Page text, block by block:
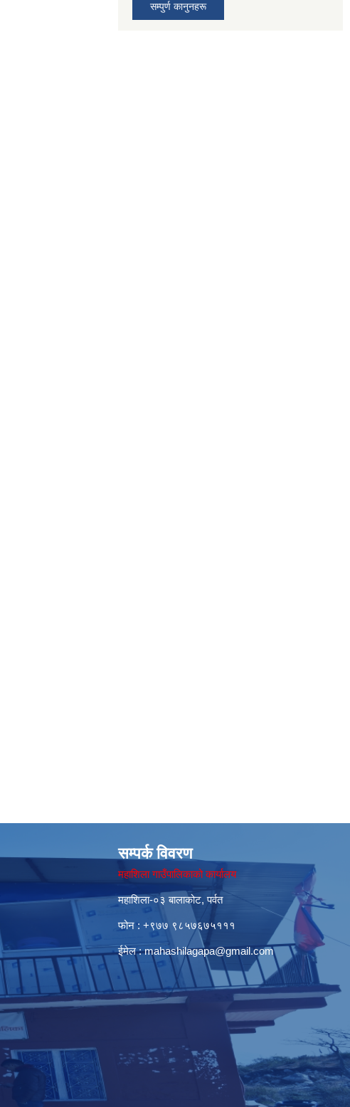
सम्पुर्ण कानुनहरू
सम्पर्क विवरण
महाशिला गाउँपालिकाको कार्यालय
महाशिला-०३ बालाकोट, पर्वत
फोन : ‌+९७७ ९८५७६७५१११
ईमेल :mahashilagapa@gmail.com